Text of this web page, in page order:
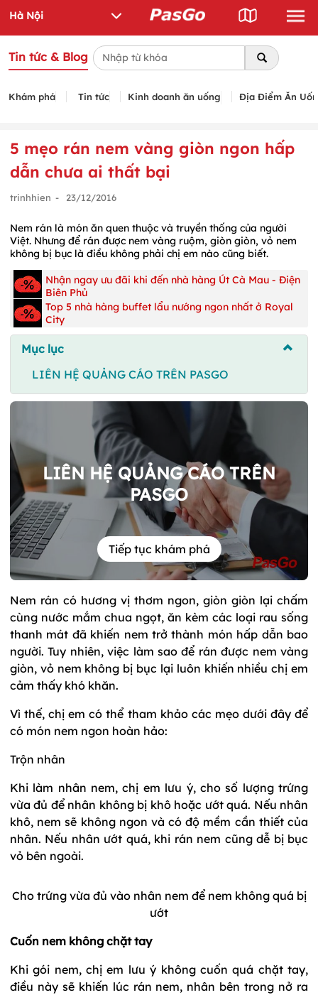
Tin tức & Blog
Khám phá Tin tức Kinh doanh ăn uống Địa Điểm Ăn
5 mẹo rán nem vàng giòn ngon hấp
dẫn chưa ai thất bại
trinhhien - 23/12/2016
Nem rán là món ăn quen thuộc và truyền thống của người
Việt. Nhưng để rán được nem vàng ruộm, giòn giòn, vỏ nem
không bị bục là điều không phải chị em nào cũng biết.
Nhận ngay ưu đãi khi đến nhà hàng Út Cà Mau - Điện
Biên Phủ
Top 5 nhà hàng buffet lẩu nướng ngon nhất ở Royal
City
Mục lục
LIÊN HỆ QUẢNG CÁO TRÊN PASGO
LIÊN HỆ QUẢNG CÁO TRÊN
PASGO
Tiếp tục khám phá
Nem rán có hương vị thơm ngon, giòn giòn lại chấm
cùng nước mắm chua ngọt, ăn kèm các loại rau sống
thanh mát đã khiến nem trở thành món hấp dẫn bao
người. Tuy nhiên, việc làm sao để rán được nem vàng
giòn, vỏ nem không bị bục lại luôn khiến nhiều chị em
cảm thấy khó khăn.
Vì thế, chị em có thể tham khảo các mẹo dưới đây để
có món nem ngon hoàn hảo:
Trộn nhân
Khi làm nhân nem, chị em lưu ý, cho số lượng trứng
vừa đủ để nhân không bị khô hoặc ướt quá. Nếu nhân
khô, nem sẽ không ngon và có độ mềm cần thiết của
nhân. Nếu nhân ướt quá, khi rán nem cũng dễ bị bục
vỏ bên ngoài.
Cho trứng vừa đủ vào nhân nem để nem không quá bị
ướt
Cuốn nem không chặt tay
Khi gói nem, chị em lưu ý không cuốn quá chặt tay,
điều này sẽ khiến lúc rán nem, nhân bên trong nở ra